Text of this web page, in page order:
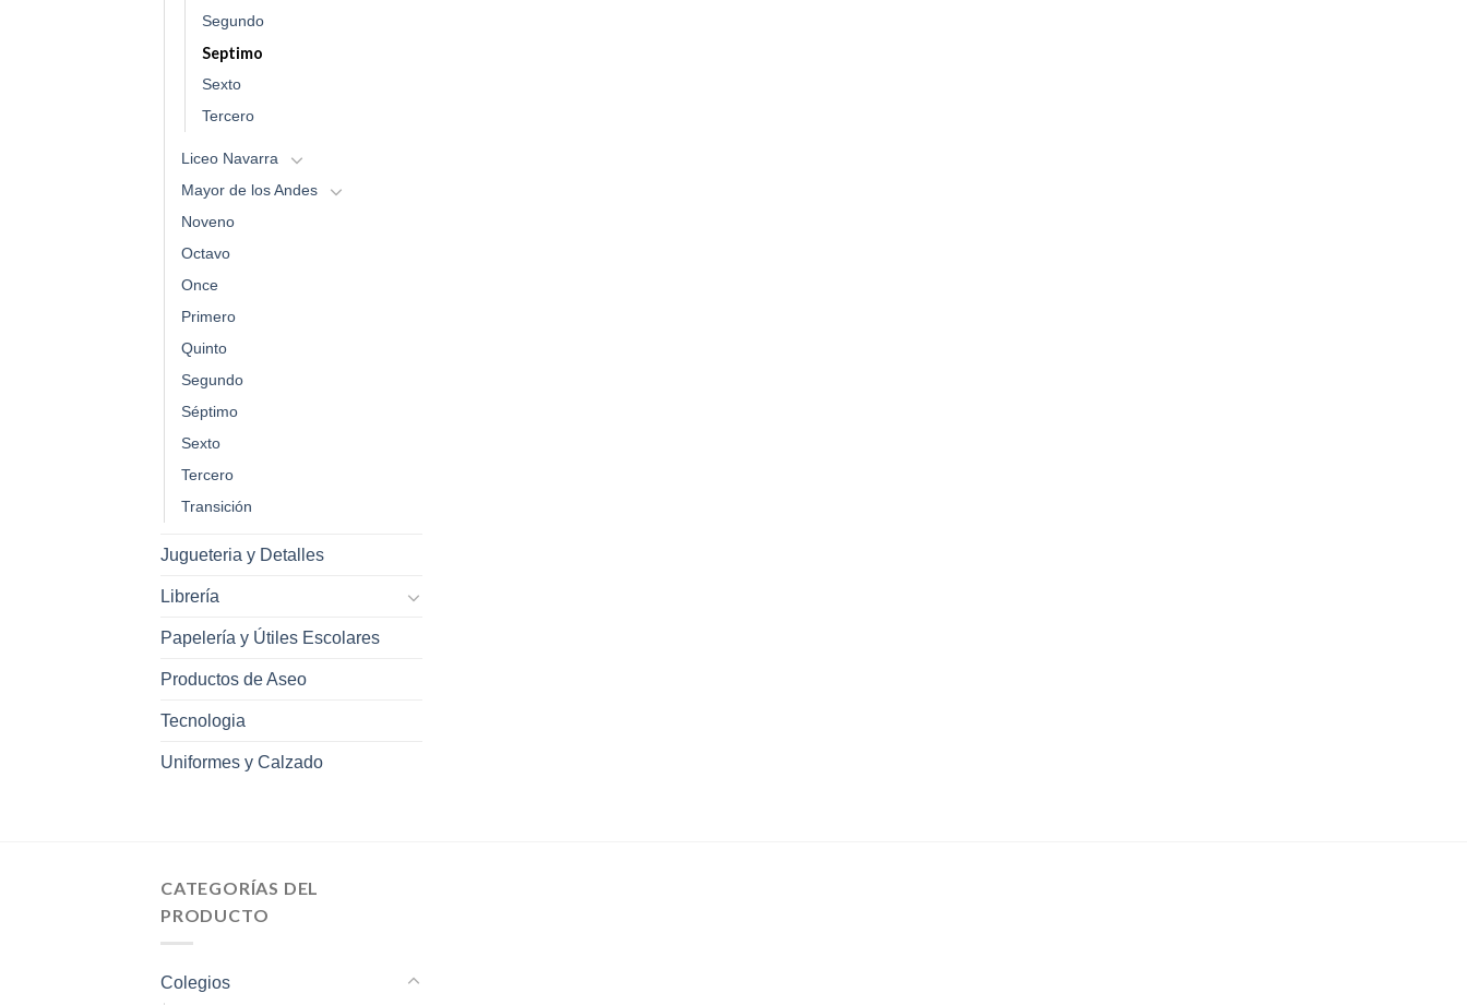
Segundo
Septimo
Sexto
Tercero
Liceo Navarra
Mayor de los Andes
Noveno
Octavo
Once
Primero
Quinto
Segundo
Séptimo
Sexto
Tercero
Transición
Jugueteria y Detalles
Librería
Papelería y Útiles Escolares
Productos de Aseo
Tecnologia
Uniformes y Calzado
CATEGORÍAS DEL
PRODUCTO
Colegios